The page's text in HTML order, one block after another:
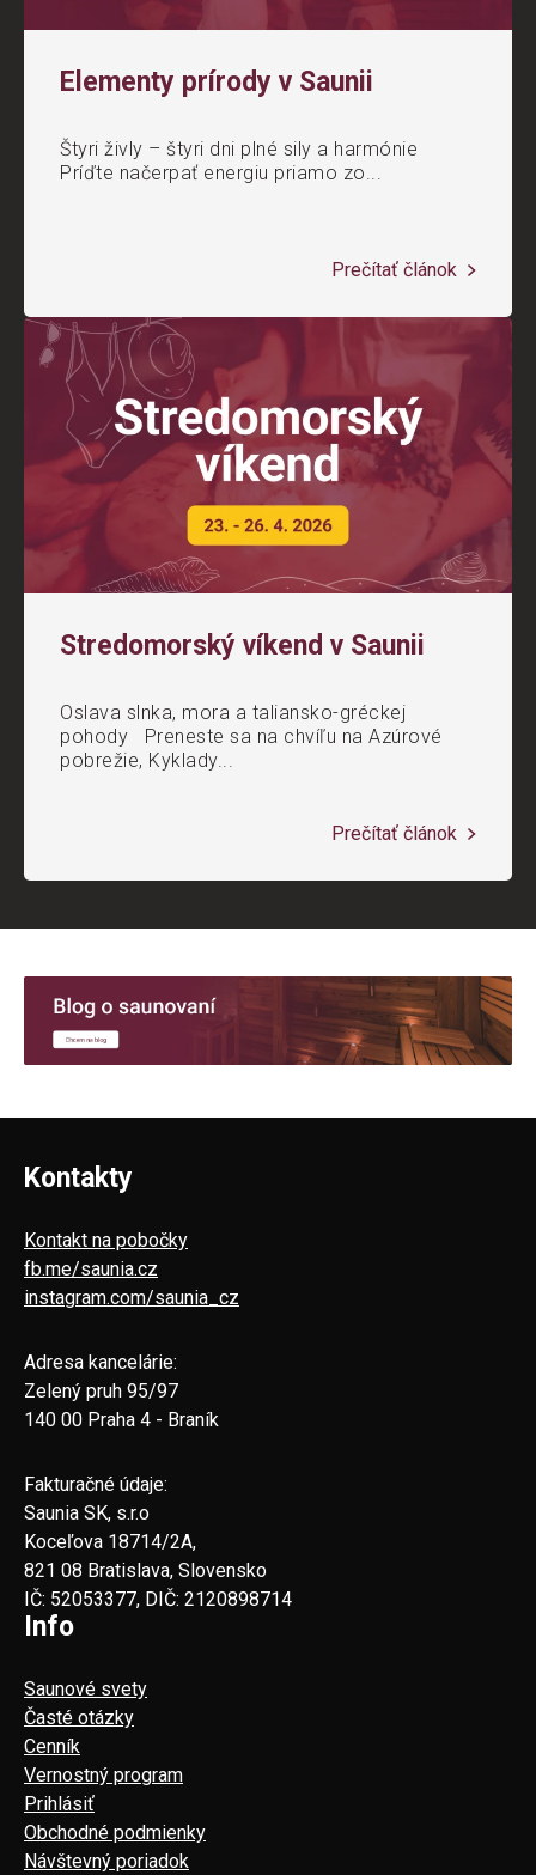
Elementy prírody v Saunii
Štyri živly – štyri dni plné sily a harmónie
Príďte načerpať energiu priamo zo...
Prečítať článok
Stredomorský víkend v Saunii
Oslava slnka, mora a taliansko-gréckej
pohody Preneste sa na chvíľu na Azúrové
pobrežie, Kyklady...
Prečítať článok
Kontakty
Kontakt na pobočky
fb.me/saunia.cz
instagram.com/saunia_cz
Adresa kancelárie:
Zelený pruh 95/97
140 00 Praha 4 - Braník
Fakturačné údaje:
Saunia SK, s.r.o
Koceľova 18714/2A,
821 08 Bratislava, Slovensko
IČ: 52053377, DIČ: 2120898714
Info
Saunové svety
Časté otázky
Cenník
Vernostný program
Prihlásiť
Obchodné podmienky
Návštevný poriadok